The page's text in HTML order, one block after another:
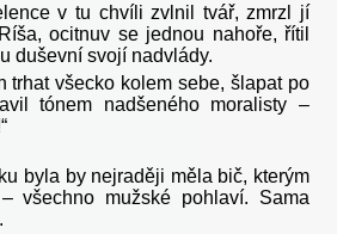
v tu chvíli zvlnil tvář, zmrzl jí
ocitnuv se jednou nahoře, řítil
duševní svojí nadvlády.
trhat všecko kolem sebe, šlapat po
tónem nadšeného moralisty –
byla by nejraději měla bič, kterým
všechno mužské pohlaví. Sama